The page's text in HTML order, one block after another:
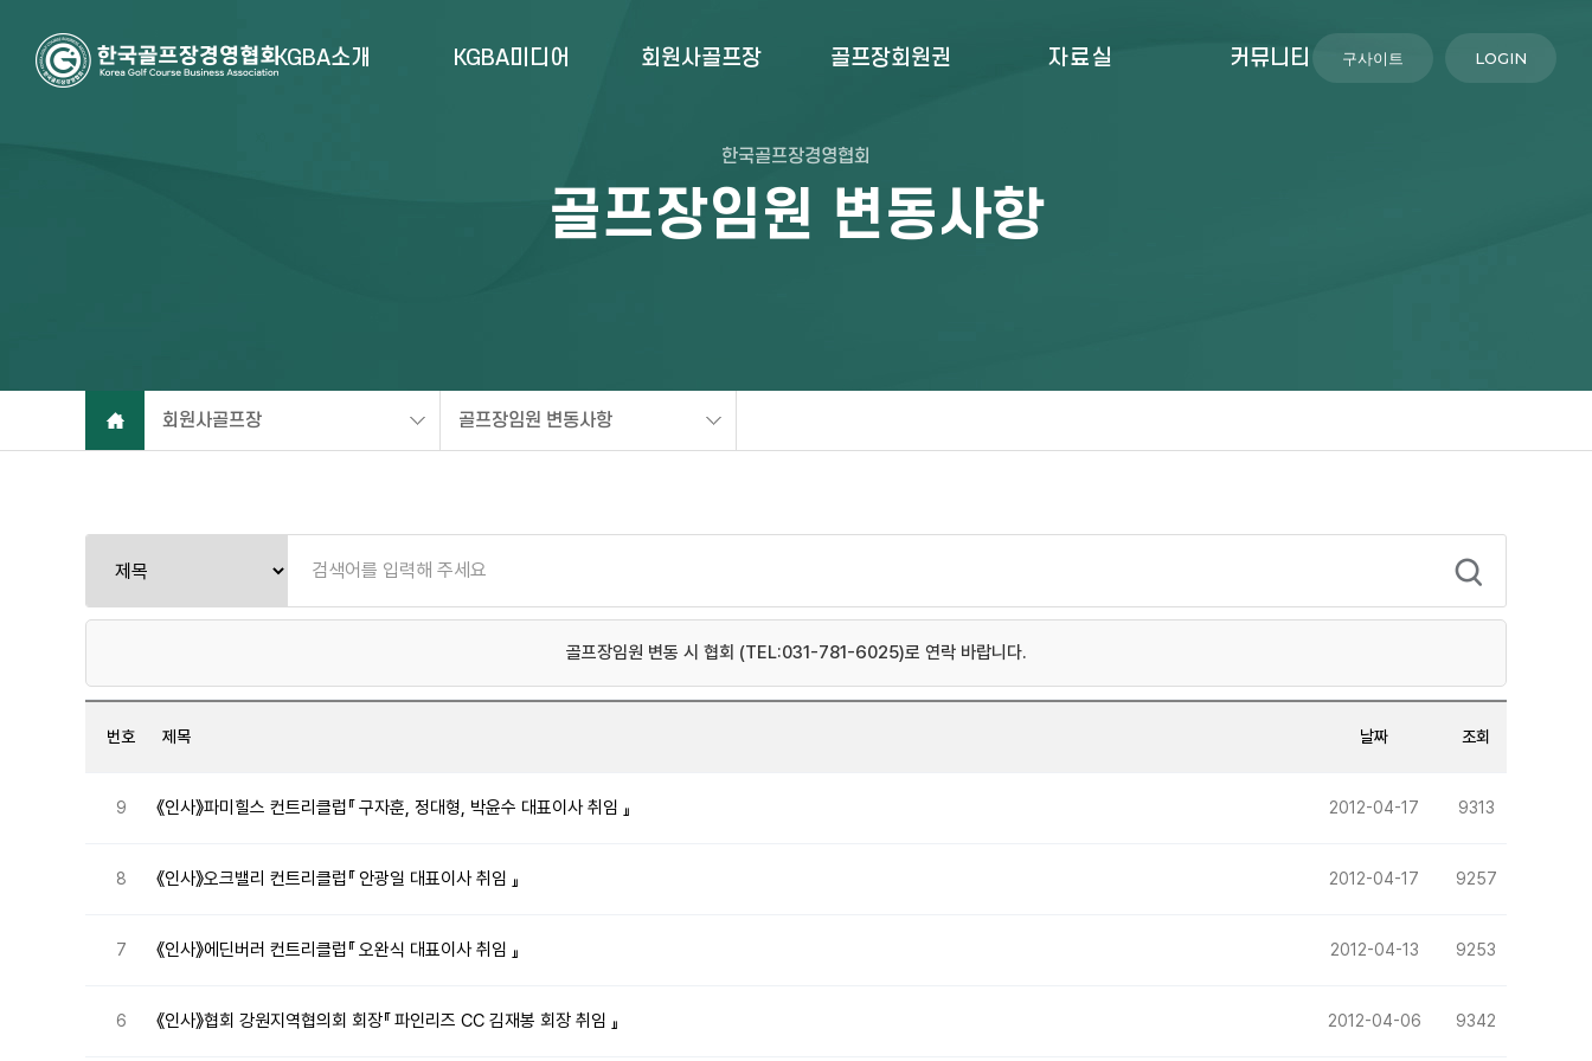
KGBA소개 KGBA미디어 회원사골프장 골프장회원권 자료실 커뮤니티 LOGIN
구사이트
한국골프장경영협회
골프장임원 변동사항
회원사골프장 골프장임원 변동사항
골프장임원 변동 시 협회 (TEL:031-781-6025)로 연락 바랍니다.
번호 제목 날짜 조회
9 《인사》파미힐스 컨트리클럽『 구자훈, 정대형, 박윤수 대표이사 취임 』 2012-04-17 9313
8 《인사》오크밸리 컨트리클럽『 안광일 대표이사 취임 』 2012-04-17 9257
7 《인사》에딘버러 컨트리클럽『 오완식 대표이사 취임 』 2012-04-13 9253
6 《인사》협회 강원지역협의회 회장『 파인리즈 CC 김재봉 회장 취임 』 2012-04-06 9342